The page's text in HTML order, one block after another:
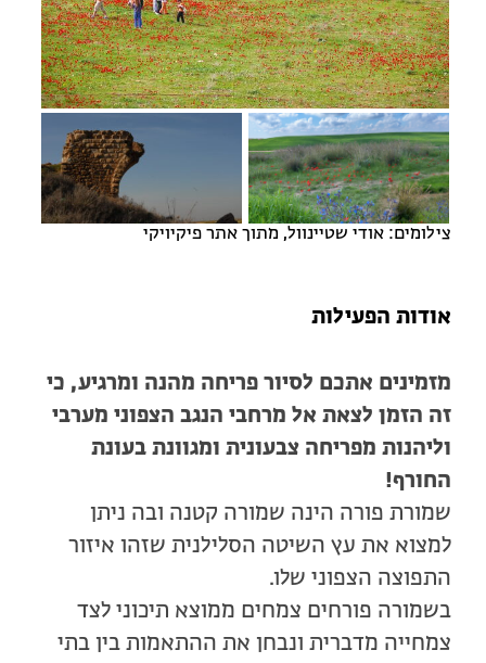
מחנות קיץ
מחנות קיץ
חופשות בבתי ספר שדה
ארץ אהבתי – קבוצות טיולים למבוגרים
צילומים: אודי שטיינוול, מתוך אתר פיקיויקי
אודות הפעילות
מזמינים אתכם לסיור פריחה מהנה ומרגיע, כי
זה הזמן לצאת אל מרחבי הנגב הצפוני מערבי
וליהנות מפריחה צבעונית ומגוונת בעונת
החורף!
שמורת פורה הינה שמורה קטנה ובה ניתן
למצוא את עץ השיטה הסלילנית שזהו איזור
התפוצה הצפוני שלו.
בשמורה פורחים צמחים ממוצא תיכוני לצד
צמחייה מדברית ונבחן את ההתאמות בין בתי